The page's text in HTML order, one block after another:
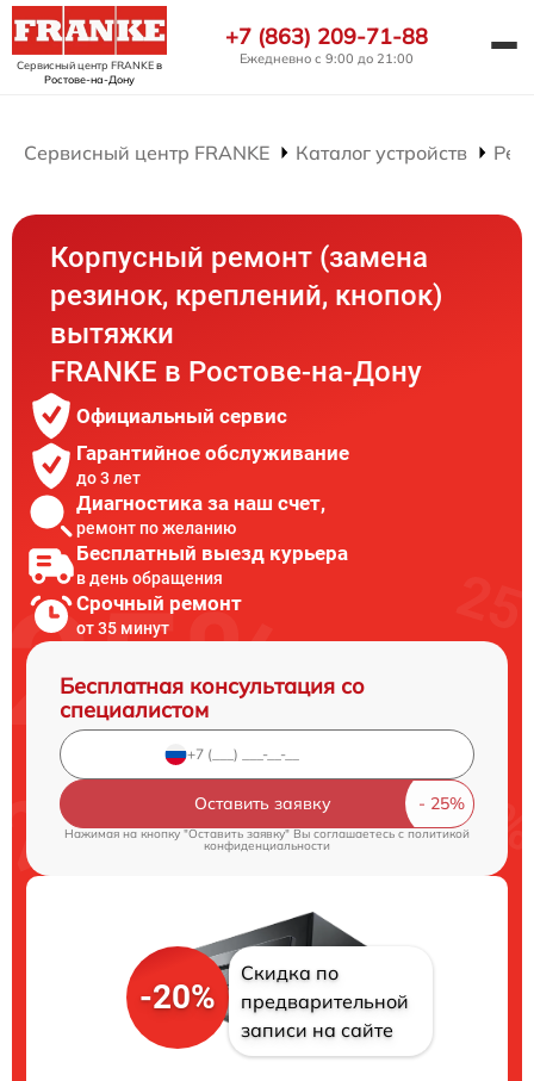
Сервисный центр FRANKEв
Ростове-на-Дону
+7 (863) 209-71-88
Ежедневно с 9:00 до 21:00
Сервисный центр FRANKE Каталог устройств
Корпусный ремонт (замена
резинок, креплений, кнопок)
вытяжки
FRANKE в Ростове-на-Дону
Официальный сервис
Гарантийное обслуживание
до 3 лет
Диагностика за наш счет,
ремонт по желанию
Бесплатный выезд курьера
в день обращения
Срочный ремонт
от 35 минут
Бесплатная консультация со
специалистом
Оставить заявку
Нажимая на кнопку "Оставить заявку" Вы соглашаетесь cполитикой
конфиденциальности
-20%
Скидка по
предварительной
записи на сайте